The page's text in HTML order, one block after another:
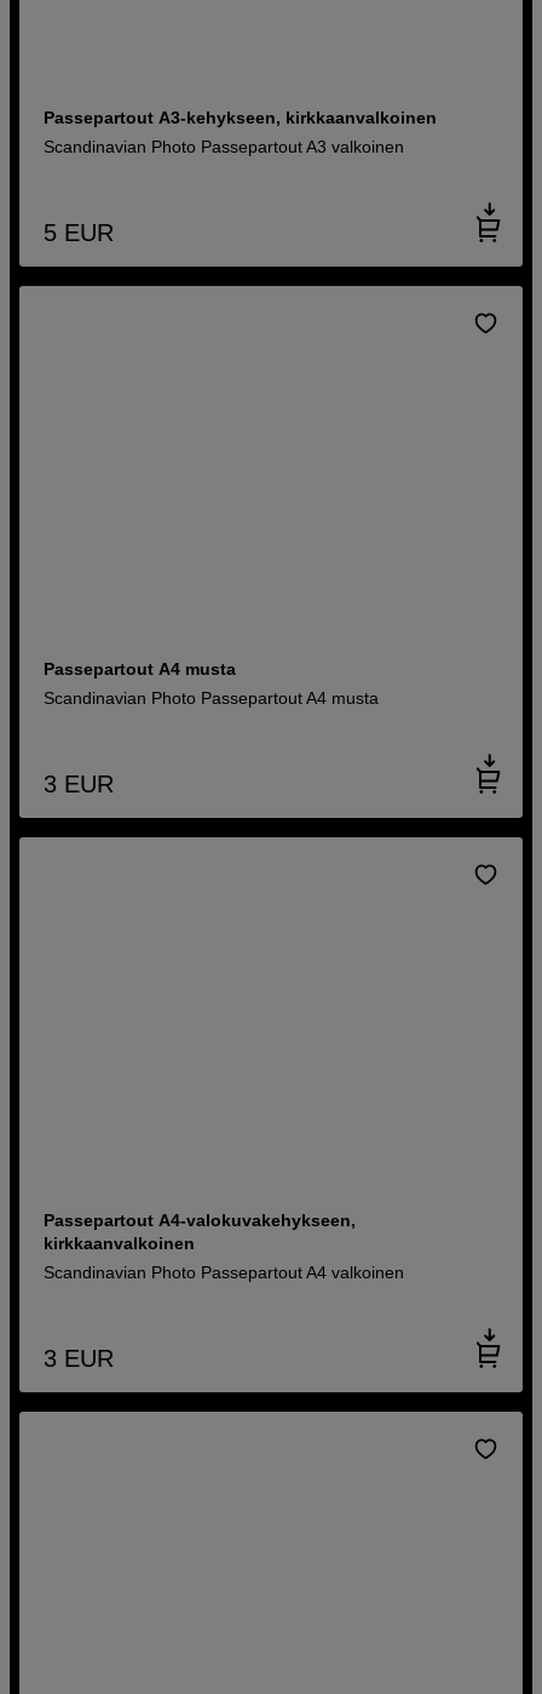
Passepartout A3-kehykseen, kirkkaanvalkoinen
Scandinavian Photo Passepartout A3 valkoinen
5 EUR
Passepartout A4 musta
Scandinavian Photo Passepartout A4 musta
3 EUR
Passepartout A4-valokuvakehykseen,
kirkkaanvalkoinen
Scandinavian Photo Passepartout A4 valkoinen
3 EUR